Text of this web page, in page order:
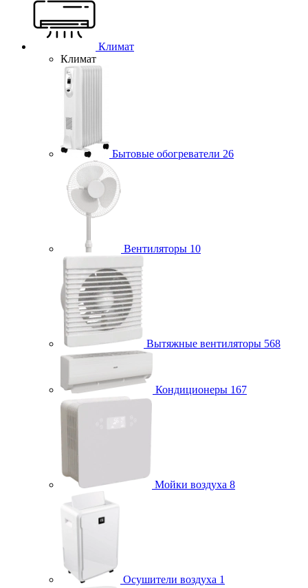
Климат
Климат
Бытовые обогреватели 26
Вентиляторы 10
Вытяжные вентиляторы 568
Кондиционеры 167
Мойки воздуха 8
Осушители воздуха 1